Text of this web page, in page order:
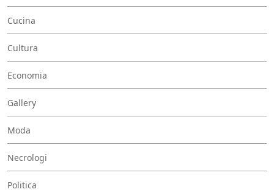
Cucina
Cultura
Economia
Gallery
Moda
Necrologi
Politica